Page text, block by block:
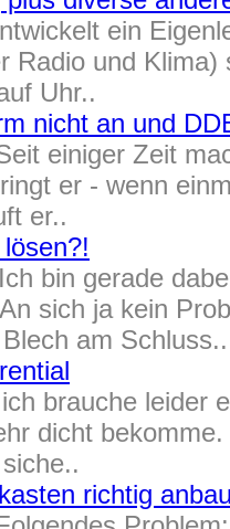
ein
Radio und
Uhr..
nicht an und
einiger Zeit
er - wenn
er..
bin gerade
sich ja kein
am Schluss..
brauche leider
dicht
richtig